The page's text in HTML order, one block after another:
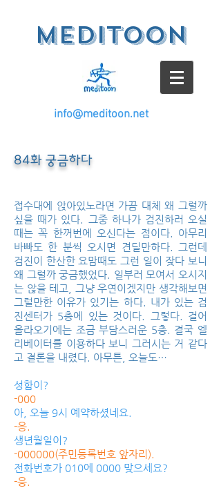
meditoon
info@meditoon.net
84화 궁금하다
접수대에 앉아있노라면 가끔 대체 왜 그럴까
싶을 때가 있다. 그중 하나가 검진하러 오실
때는 꼭 한꺼번에 오신다는 점이다. 아무리
바빠도 한 분씩 오시면 견딜만하다. 그런데
검진이 한산한 요맘때도 그런 일이 잦다 보니
왜 그럴까 궁금했었다. 일부러 모여서 오시지
는 않을 테고, 그냥 우연이겠지만 생각해보면
그럴만한 이유가 있기는 하다. 내가 있는 검
진센터가 5층에 있는 것이다. 그렇다. 걸어
올라오기에는 조금 부담스러운 5층. 결국 엘
리베이터를 이용하다 보니 그러시는 거 같다
고 결론을 내렸다. 아무튼, 오늘도…
성함이?
-000
아, 오늘 9시 예약하셨네요.
-응.
생년월일이?
-000000(주민등록번호 앞자리).
전화번호가 010에 0000 맞으세요?
-응.